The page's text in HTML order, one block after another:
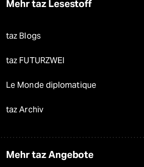
Mehr taz Lesestoff
taz Blogs
taz FUTURZWEI
Le Monde diplomatique
taz Archiv
Mehr taz Angebote